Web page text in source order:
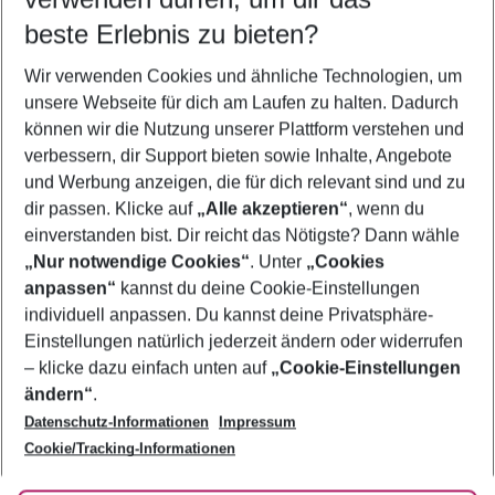
5-8 Nächte
2 Erwachsene Keine Kinder
Mehr Filter anzeigen
Footer
Footer navigation
Über uns
AGB
Bestpreisgarantie
Cookie-Einstellungen ändern
Cookie-Richtlinie
Agenturbetreuung
Barrierefreies Reisen
Folge uns
beste Erlebnis zu bieten?
Wir verwenden Cookies und ähnliche Technologien, um
unsere Webseite für dich am Laufen zu halten. Dadurch
können wir die Nutzung unserer Plattform verstehen und
verbessern, dir Support bieten sowie Inhalte, Angebote
und Werbung anzeigen, die für dich relevant sind und zu
dir passen. Klicke auf „Alle akzeptieren“, wenn du
einverstanden bist. Dir reicht das Nötigste? Dann wähle
„Nur notwendige Cookies“. Unter „Cookies
anpassen“ kannst du deine Cookie-Einstellungen
individuell anpassen. Du kannst deine Privatsphäre-
Einstellungen natürlich jederzeit ändern oder widerrufen
– klicke dazu einfach unten auf „Cookie-Einstellungen
ändern“.
Datenschutz-Informationen
Impressum
Cookie/Tracking-Informationen